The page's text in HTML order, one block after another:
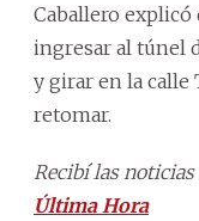
Caballero
ingresar al túnel
y girar en la calle
retomar.
Recibí las
Última Hora